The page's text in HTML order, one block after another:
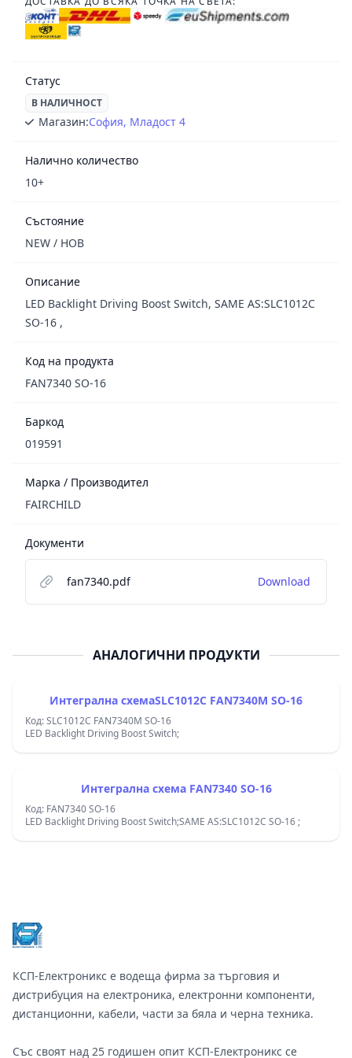
Статус
В НАЛИЧНОСТ
Магазин:София, Младост 4
Налично количество
10+
Състояние
NEW / НОВ
Описание
LED Backlight Driving Boost Switch, SAME AS:SLC1012C
SO-16 ,
Код на продукта
FAN7340 SO-16
Баркод
019591
Марка / Производител
FAIRCHILD
Документи
fan7340.pdf Download
АНАЛОГИЧНИ ПРОДУКТИ
Интегрална схемаSLC1012C FAN7340M SO-16
Код: SLC1012C FAN7340M SO-16
LED Backlight Driving Boost Switch;
Интегрална схема FAN7340 SO-16
Код: FAN7340 SO-16
LED Backlight Driving Boost Switch;SAME AS:SLC1012C SO-16 ;
КСП-Електроникс е водеща фирма за търговия и
дистрибуция на електроника, електронни компоненти,
дистанционни, кабели, части за бяла и черна техника.
Със своят над 25 годишен опит КСП-Електроникс се